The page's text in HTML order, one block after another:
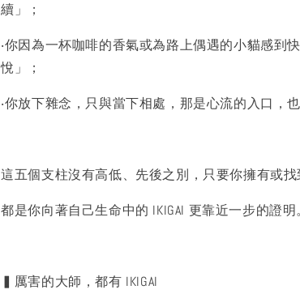
續」；
‧你因為一杯咖啡的香氣或為路上偶遇的小貓感到
悅」；
‧你放下雜念，只與當下相處，那是心流的入口，
這五個支柱沒有高低、先後之別，只要你擁有或找
都是你向著自己生命中的 IKIGAI 更靠近一步的證明
▍厲害的大師，都有 IKIGAI